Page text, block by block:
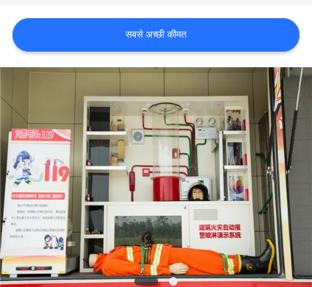
साइटमैप
PRIVACY
POLICY
सबसे अच्छी कीमत